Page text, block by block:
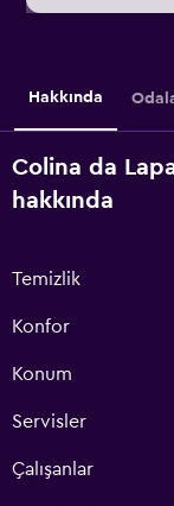
Hakkında
Colina da
hakkında
Temizlik
Konfor
Konum
Servisler
Çalışanlar